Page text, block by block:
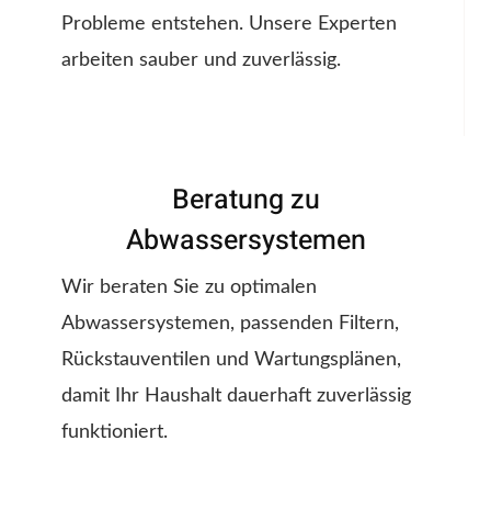
Probleme entstehen. Unsere Experten
arbeiten sauber und zuverlässig.
Beratung zu
Abwassersystemen
Wir beraten Sie zu optimalen
Abwassersystemen, passenden Filtern,
Rückstauventilen und Wartungsplänen,
damit Ihr Haushalt dauerhaft zuverlässig
funktioniert.